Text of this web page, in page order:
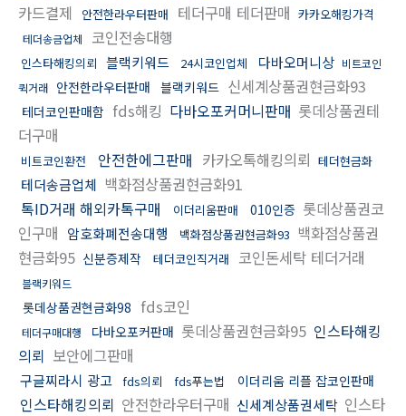
카드결제
안전한라우터판매 테더구매 테더판매 카카오해킹가격
테더송금업체 코인전송대행
인스타해킹의뢰 블랙키워드 24시코인업체 다바오머니상 비트코인
퀵거래 안전한라우터판매 블랙키워드 신세계상품권현금화93
테더코인판매함 fds해킹 다바오포커머니판매 롯데상품권테
더구매
비트코인환전 안전한에그판매 카카오톡해킹의뢰 테더현금화
테더송금업체 백화점상품권현금화91
톡ID거래 해외카톡구매
이더리움판매 010인증 롯데상품권코
인구매 암호화폐전송대행 백화점상품권현금화93 백화점상품권
현금화95 신분증제작 테더코인직거래 코인돈세탁 테더거래
블랙키워드
롯데상품권현금화98 fds코인
테더구매대행 다바오포커판매 롯데상품권현금화95 인스타해킹
의뢰 보안에그판매
구글찌라시 광고 fds의뢰 fds푸는법 이더리움 리플 잡코인판매
인스타해킹의뢰 안전한라우터구매 신세계상품권세탁 인스타